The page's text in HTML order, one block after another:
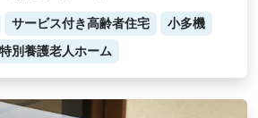
サービス付き高齢者住宅
小多機
特別養護老人ホーム